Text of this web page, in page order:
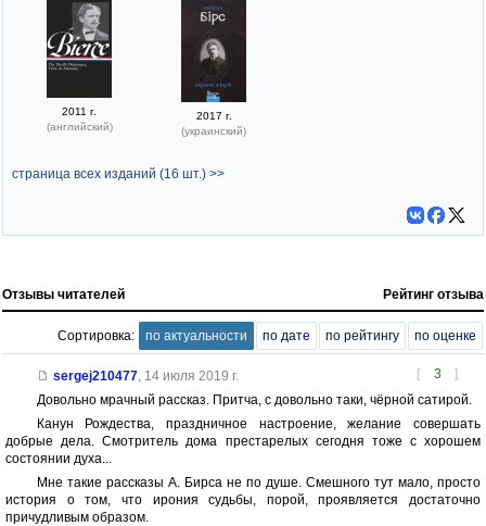
2011 г.
(английский)
2017 г.
(украинский)
страница всех изданий (16 шт.) >>
Отзывы читателей Рейтинг отзыва
Сортировка: по актуальности по дате по рейтингу по оценке
[ 3 ]
sergej210477, 14 июля 2019 г.
Довольно мрачный рассказ. Притча, с довольно таки, чёрной сатирой.
Канун Рождества, праздничное настроение, желание совершать
добрые дела. Смотритель дома престарелых сегодня тоже с хорошем
состоянии духа...
Мне такие рассказы А. Бирса не по душе. Смешного тут мало, просто
история о том, что ирония судьбы, порой, проявляется достаточно
причудливым образом.